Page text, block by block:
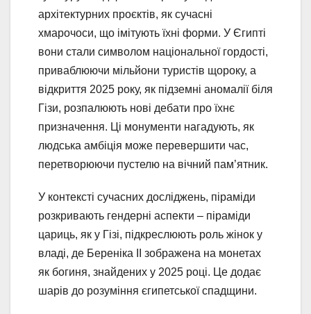
архітектурних проєктів, як сучасні
хмарочоси, що імітують їхні форми. У Єгипті
вони стали символом національної гордості,
приваблюючи мільйони туристів щороку, а
відкриття 2025 року, як підземні аномалії біля
Гізи, розпалюють нові дебати про їхнє
призначення. Ці монументи нагадують, як
людська амбіція може перевершити час,
перетворюючи пустелю на вічний пам’ятник.
У контексті сучасних досліджень, піраміди
розкривають гендерні аспекти – піраміди
цариць, як у Гізі, підкреслюють роль жінок у
владі, де Береніка II зображена на монетах
як богиня, знайдених у 2025 році. Це додає
шарів до розуміння єгипетської спадщини.